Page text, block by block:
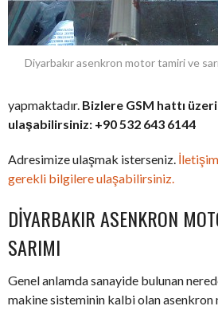
Diyarbakır asenkron motor tamiri ve
yapmaktadır. Bizlere GSM hattı
ulaşabilirsiniz: +90 532 643 6144
Adresimize ulaşmak isterseniz.
gerekli bilgilere ulaşabilirsiniz.
DIYARBAKIR ASENKRON
SARIMI
Genel anlamda sanayide bulunan
makine sisteminin kalbi olan asenkron